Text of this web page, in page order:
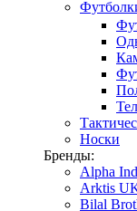
Носки
Бренды:
Alpha
Arktis
Bilal